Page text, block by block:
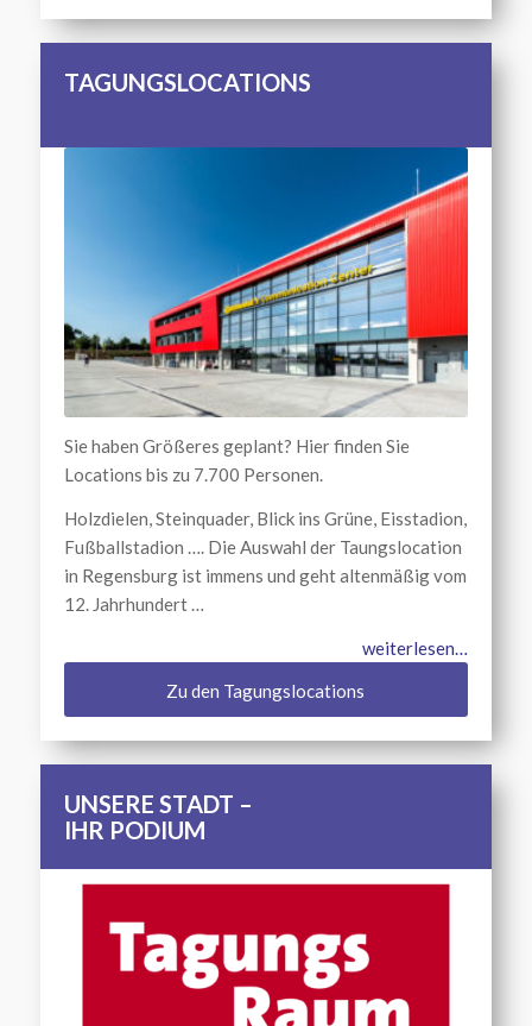
TAGUNGSLOCATIONS
Sie haben Größeres geplant? Hier finden Sie
Locations bis zu 7.700 Personen.
Holzdielen, Steinquader, Blick ins Grüne, Eisstadion,
Fußballstadion …. Die Auswahl der Taungslocation
in Regensburg ist immens und geht altenmäßig vom
12. Jahrhundert …
weiterlesen…
Zu den Tagungslocations
UNSERE STADT –
IHR PODIUM